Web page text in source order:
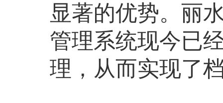
显著的优势。丽
管理系统现今已
理，从而实现了